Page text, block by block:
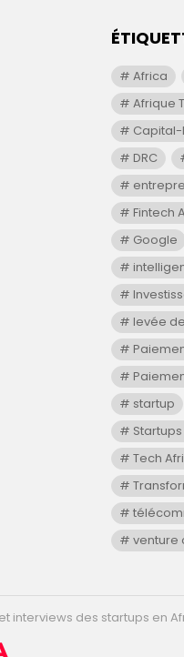
Africa
Afrique
Capital-
DRC
Fintech
Google
levée
startup
Tech
venture
interviews des startups en